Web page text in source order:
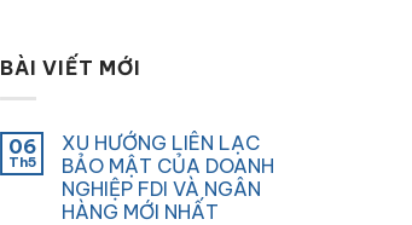
BÀI VIẾT MỚI
06
Th5
XU HƯỚNG LIÊN LẠC
BẢO MẬT CỦA DOANH
NGHIỆP FDI VÀ NGÂN
HÀNG MỚI NHẤT